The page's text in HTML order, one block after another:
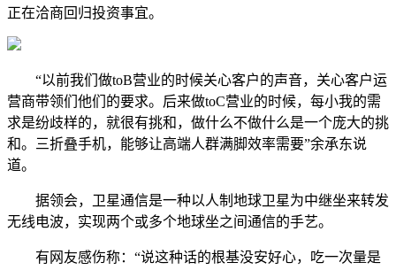
正在洽商回归投资事宜。
“以前我们做toB营业的时候关心客户的声音，关心客户运
营商带领们他们的要求。后来做toC营业的时候，每小我的需
求是纷歧样的，就很有挑和，做什么不做什么是一个庞大的挑
和。三折叠手机，能够让高端人群满脚效率需要”余承东说
道。
据领会，卫星通信是一种以人制地球卫星为中继坐来转发
无线电波，实现两个或多个地球坐之间通信的手艺。
有网友感伤称：“说这种话的根基没安好心，吃一次量是